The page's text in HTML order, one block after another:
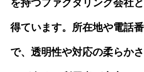
を持つファクタリング会社
得ています。所在地や電話
で、透明性や対応の柔らか